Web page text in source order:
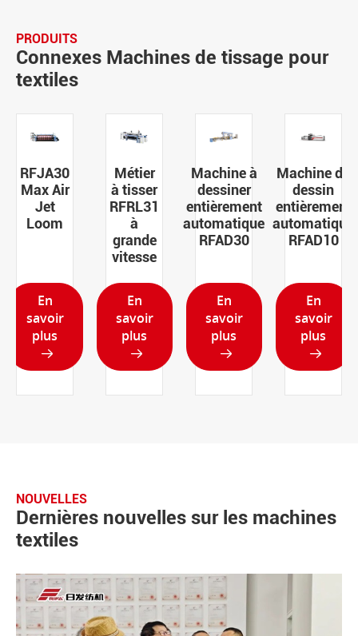
PRODUITS
Connexes Machines de tissage pour
textiles
Métier
à tisser
RFRL31
à
En
savoir
plus

Machine à
dessiner
entièrement
automatique
RFAD30
En
savoir
plus

Machine de
dessin
entièrement
automatique
RFAD10
En
savoir
plus

RFJW05
jet d'eau
se
profile
En
savoir
plus

NOUVELLES
Dernières nouvelles sur les machines
textiles